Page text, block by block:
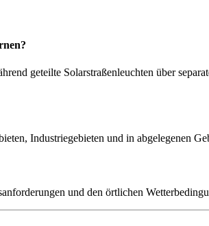
geteilte Solarstraßenleuchten über
Industriegebieten und in abgelegenen
und den örtlichen